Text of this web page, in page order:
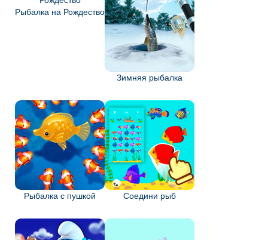
Рыбалка на Рождество
Зимняя рыбалка
Рыбалка с пушкой Соедини рыб